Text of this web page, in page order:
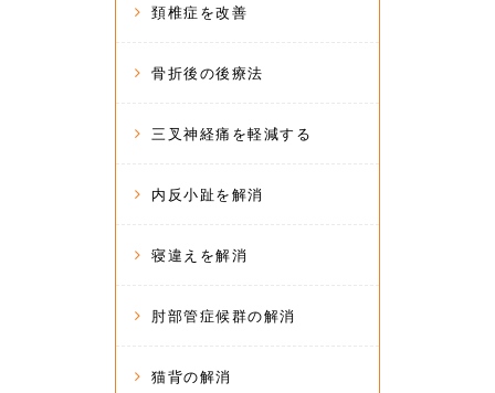
頚椎症を改善
骨折後の後療法
三叉神経痛を軽減する
内反小趾を解消
寝違えを解消
肘部管症候群の解消
猫背の解消